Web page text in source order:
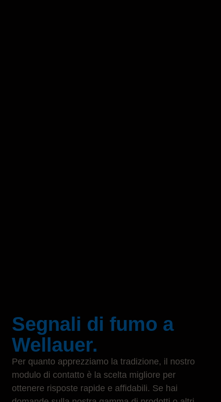
Segnali di fumo a
Wellauer.
Per quanto apprezziamo la tradizione, il nostro
modulo di contatto è la scelta migliore per
ottenere risposte rapide e affidabili. Se hai